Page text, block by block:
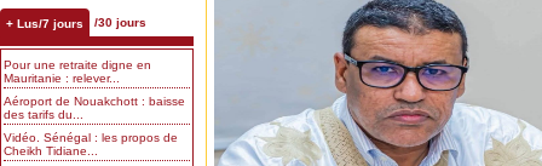
+ Lus/7 jours /30 jours
Pour une retraite digne en
Mauritanie : relever...
Aéroport de Nouakchott : baisse
des tarifs du...
Vidéo. Sénégal : les propos de
Cheikh Tidiane...